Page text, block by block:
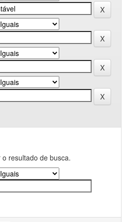
resultado de busca.